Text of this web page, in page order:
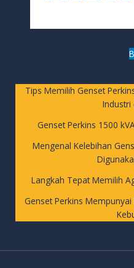
Tips Memilih Genset
Industri
Genset Perkins 1500
Mengenal Kelebihan
Langkah Tepat Memilih
Genset Perkins